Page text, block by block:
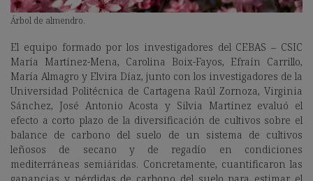
Árbol de almendro.
El equipo formado por los investigadores del CEBAS – CSIC
María Martínez-Mena, Carolina Boix-Fayos, Efraín Carrillo,
María Almagro y Elvira Díaz, junto con los investigadores de la
Universidad Politécnica de Cartagena Raúl Zornoza, Virginia
Sánchez, José Antonio Acosta y Silvia Martínez evaluó el
efecto a corto plazo de la diversificación de cultivos sobre el
balance de carbono del suelo de un sistema de cultivos
leñosos de secano y de regadío en condiciones
mediterráneas semiáridas. Concretamente, cuantificaron las
ganancias y pérdidas de carbono del suelo para estimar el